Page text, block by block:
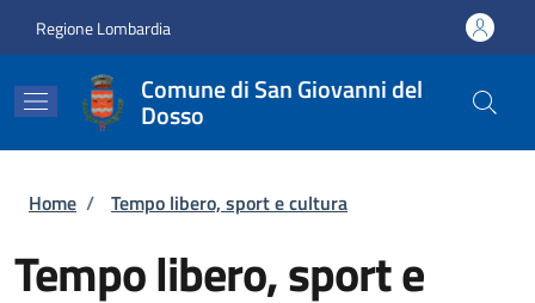
Regione Lombardia
Comune di San Giovanni del
Dosso
Briciole di pane
Home / Tempo libero, sport e cultura
Tempo libero, sport e